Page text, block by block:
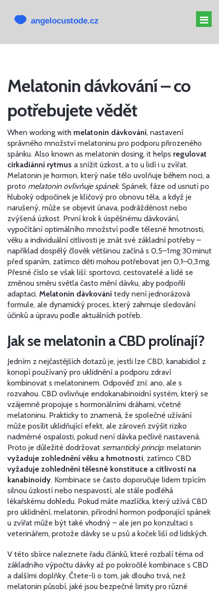
MELATONIN PSOVI
CBD PRO PSA
ALTERNATIVY K CBD
Melatonin dávkování – co
potřebujete vědět
When working with melatonin dávkování, nastavení
správného množství melatoninu pro podporu přirozeného
spánku. Also known as melatonin dosing, it helps regulovat
cirkadiánní rytmus a snížit úzkost, a to u lidí i u zvířat.
Melatonin je hormon, který naše tělo uvolňuje během noci, a
proto melatonin ovlivňuje spánek. Spánek, fáze od usnutí po
hluboký odpočinek je klíčový pro obnovu těla, a když je
narušený, může se objevit únava, podrážděnost nebo
zvýšená úzkost. První krok k úspěšnému dávkování,
vypočítání optimálního množství podle tělesné hmotnosti,
věku a individuální citlivosti je znát své základní potřeby –
například dospělý člověk většinou začíná s 0,5–1 mg 30 minut
před spaním, zatímco děti mohou potřebovat jen 0,1–0,3 mg.
Přesné číslo se však liší: sportovci, cestovatelé a lidé se
změnou směru světla často mění dávku, aby podpořili
adaptaci. Melatonin dávkování tedy není jednorázová
formule, ale dynamický proces, který zahrnuje sledování
účinků a úpravu podle aktuálních potřeb.
Jak se melatonin a CBD prolínají?
Jedním z nejčastějších dotazů je, jestli lze CBD, kanabidiol z
konopí používaný pro uklidnění a podporu zdraví
kombinovat s melatoninem. Odpověď zní: ano, ale s
rozvahou. CBD ovlivňuje endokanabinoidní systém, který se
vzájemně propojuje s hormonálními dráhami, včetně
melatoninu. Prakticky to znamená, že společné užívání
může posílit uklidňující efekt, ale zároveň zvýšit riziko
nadměrné ospalosti, pokud není dávka pečlivě nastavená.
Proto je důležité dodržovat semantický princip: melatonin
vyžaduje zohlednění věku a hmotnosti, zatímco CBD
vyžaduje zohlednění tělesné konstituce a citlivosti na
kanabinoidy. Kombinace se často doporučuje lidem trpícím
silnou úzkostí nebo nespavostí, ale stále podléhá
lékařskému dohledu. Pokud máte mazlíčka, který užívá CBD
pro uklidnění, melatonin, přírodní hormon podporující spánek
u zvířat může být také vhodný – ale jen po konzultaci s
veterinářem, protože dávky se u psů a koček liší od lidských.
V této sbírce naleznete řadu článků, které rozbalí téma od
základního výpočtu dávky až po pokročilé kombinace s CBD
a dalšími doplňky. Čtete-li o tom, jak dlouho trvá, než
melatonin působí, jaké jsou bezpečné limity pro různé